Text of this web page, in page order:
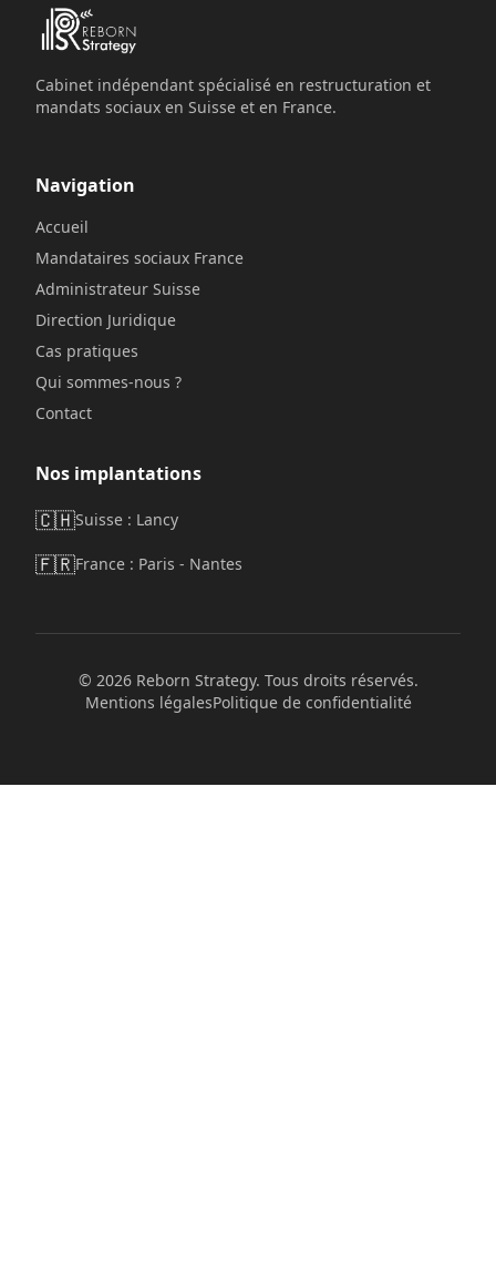
Cabinet indépendant spécialisé en restructuration et
mandats sociaux en Suisse et en France.
Navigation
Accueil
Mandataires sociaux France
Administrateur Suisse
Direction Juridique
Cas pratiques
Qui sommes-nous ?
Contact
Nos implantations
🇨🇭Suisse : Lancy
🇫🇷France : Paris - Nantes
© 2026Reborn Strategy. Tous droits réservés.
Mentions légalesPolitique de confidentialité